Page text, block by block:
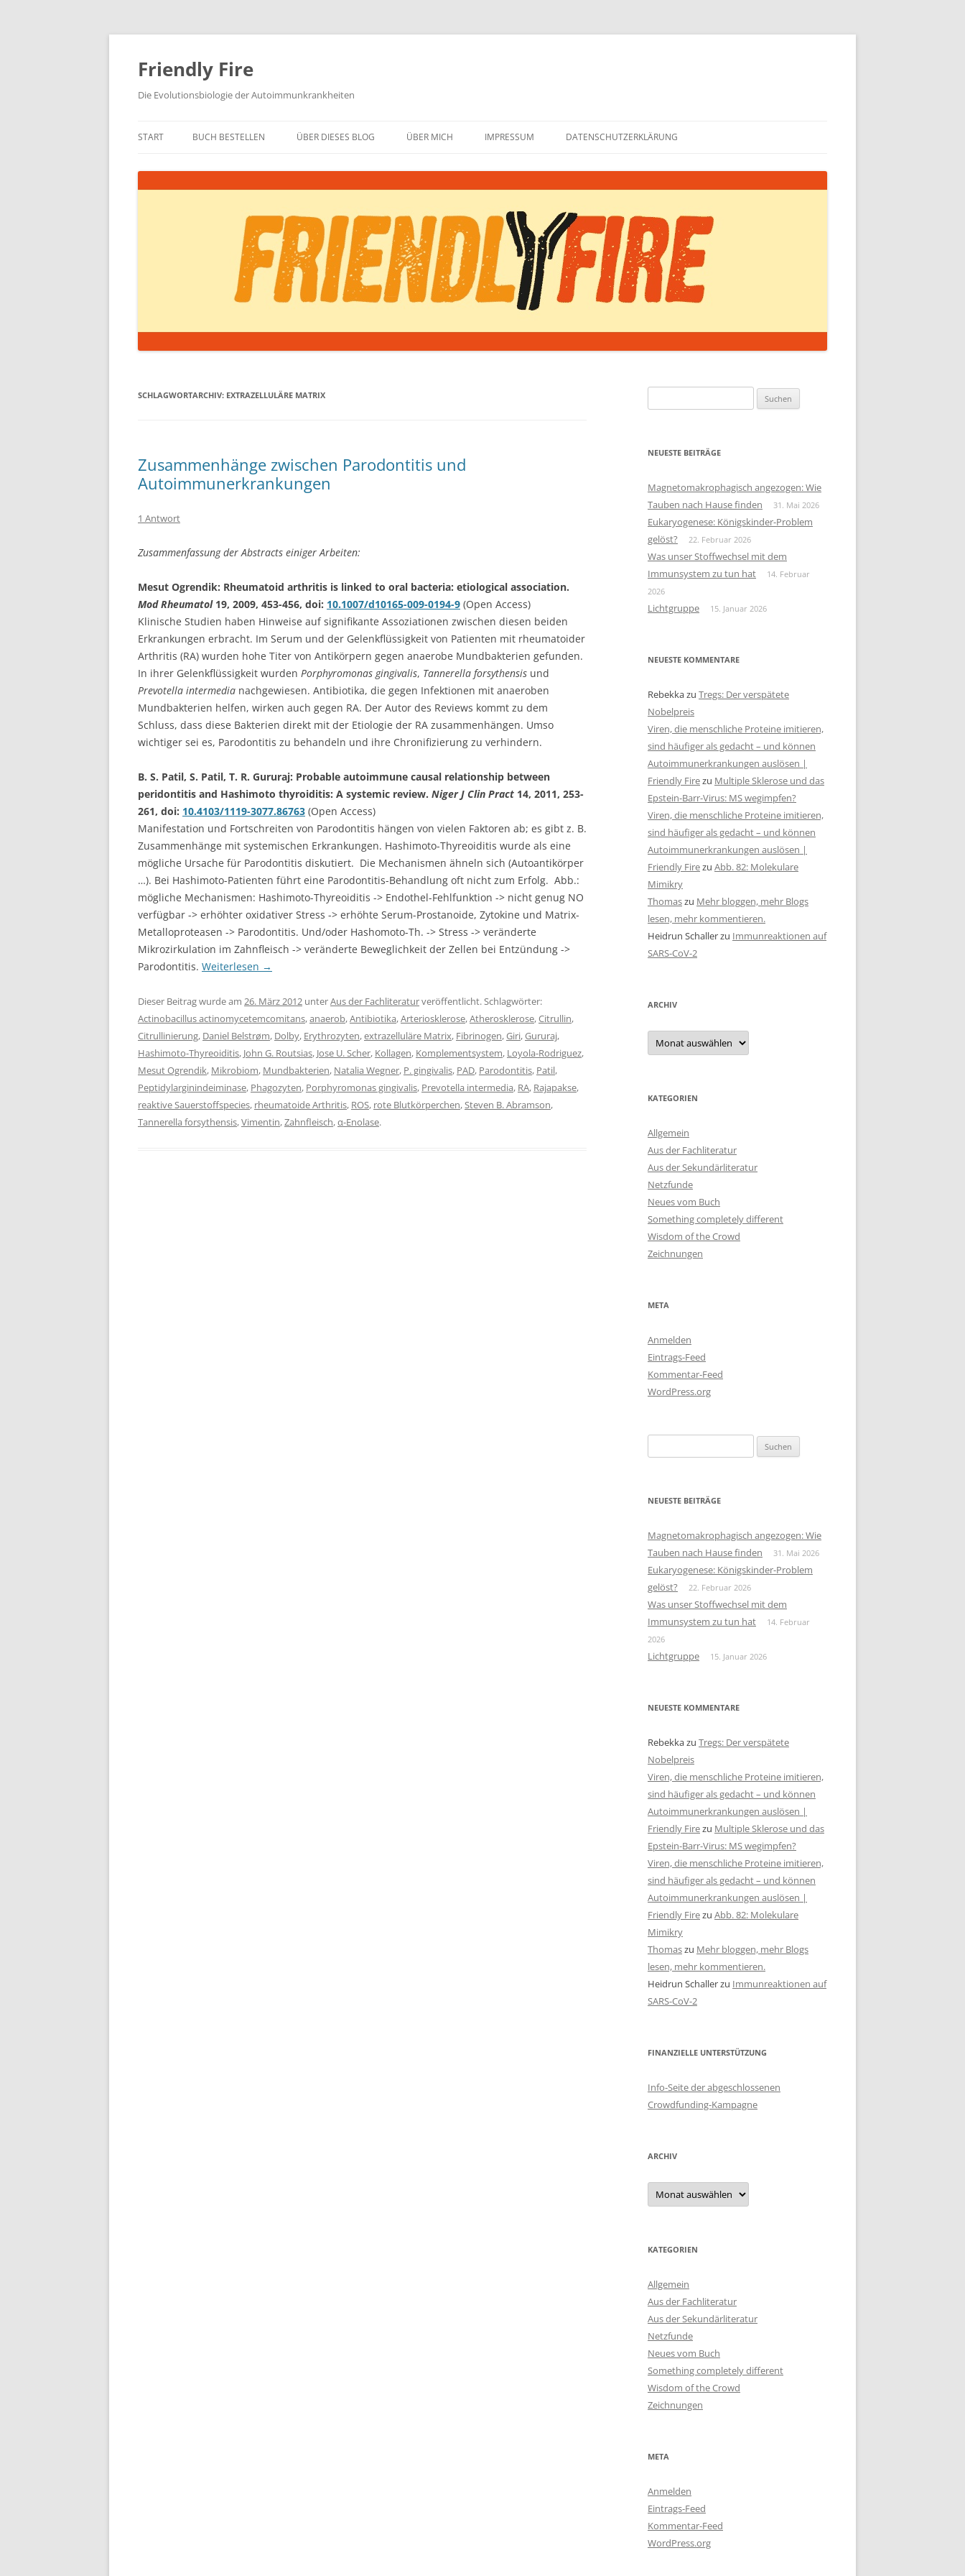
Zum
springen
Friendly Fire
Die Evolutionsbiologie der Autoimmunkrankheiten
START BUCH BESTELLEN ÜBER DIESES BLOG ÜBER MICH IMPRESSUM DATENSCHUTZERKLÄRUNG
SCHLAGWORTARCHIV: EXTRAZELLULÄRE MATRIX
Zusammenhänge zwischen Parodontitis und
Autoimmunerkrankungen
1 Antwort
Zusammenfassung der Abstracts einiger Arbeiten:
Mesut Ogrendik: Rheumatoid arthritis is linked to oral bacteria: etiological association.
Mod Rheumatol19, 2009, 453-456, doi: 10.1007/d10165-009-0194-9 (Open Access)
Klinische Studien haben Hinweise auf signifikante Assoziationen zwischen diesen beiden
Erkrankungen erbracht. Im Serum und der Gelenkflüssigkeit von Patienten mit rheumatoider
Arthritis (RA) wurden hohe Titer von Antikörpern gegen anaerobe Mundbakterien gefunden.
In ihrer Gelenkflüssigkeit wurden Porphyromonas gingivalis, Tannerella forsythensis und
Prevotella intermedia nachgewiesen. Antibiotika, die gegen Infektionen mit anaeroben
Mundbakterien helfen, wirken auch gegen RA. Der Autor des Reviews kommt zu dem
Schluss, dass diese Bakterien direkt mit der Etiologie der RA zusammenhängen. Umso
wichtiger sei es, Parodontitis zu behandeln und ihre Chronifizierung zu verhindern.
B. S. Patil, S. Patil, T. R. Gururaj: Probable autoimmune causal relationship between
peridontitis and Hashimoto thyroiditis: A systemic review. Niger J Clin Pract 14, 2011, 253-
261, doi: 10.4103/1119-3077.86763 (Open Access)
Manifestation und Fortschreiten von Parodontitis hängen von vielen Faktoren ab; es gibt z. B.
Zusammenhänge mit systemischen Erkrankungen. Hashimoto-Thyreoiditis wurde als eine
mögliche Ursache für Parodontitis diskutiert. Die Mechanismen ähneln sich (Autoantikörper
…). Bei Hashimoto-Patienten führt eine Parodontitis-Behandlung oft nicht zum Erfolg. Abb.:
mögliche Mechanismen: Hashimoto-Thyreoiditis -> Endothel-Fehlfunktion -> nicht genug NO
verfügbar -> erhöhter oxidativer Stress -> erhöhte Serum-Prostanoide, Zytokine und Matrix-
Metalloproteasen -> Parodontitis. Und/oder Hashomoto-Th. -> Stress -> veränderte
Mikrozirkulation im Zahnfleisch -> veränderte Beweglichkeit der Zellen bei Entzündung ->
Parodontitis. Weiterlesen →
Dieser Beitrag wurde am 26. März 2012 unterAus der Fachliteraturveröffentlicht. Schlagwörter:
Actinobacillus actinomycetemcomitans,anaerob,Antibiotika,Arteriosklerose,Atherosklerose,Citrullin,
Citrullinierung, Daniel Belstrøm, Dolby, Erythrozyten,extrazelluläre Matrix, Fibrinogen,Giri,Gururaj,
Hashimoto-Thyreoiditis, John G. Routsias, Jose U. Scher, Kollagen, Komplementsystem, Loyola-Rodriguez,
Mesut Ogrendik, Mikrobiom, Mundbakterien, Natalia Wegner, P. gingivalis, PAD, Parodontitis, Patil,
Peptidylarginindeiminase, Phagozyten, Porphyromonas gingivalis, Prevotella intermedia, RA, Rajapakse,
reaktive Sauerstoffspecies, rheumatoide Arthritis, ROS, rote Blutkörperchen,Steven B. Abramson,
Tannerella forsythensis,Vimentin,Zahnfleisch,α-Enolase.
nach:
NEUESTE BEITRÄGE
Magnetomakrophagisch angezogen: Wie
Tauben nach Hause finden
31. Mai 2026
Eukaryogenese: Königskinder-Problem
gelöst?
22. Februar 2026
Was unser Stoffwechsel mit dem
Immunsystem zu tun hat
14. Februar
2026
Lichtgruppe 15. Januar 2026
NEUESTE KOMMENTARE
Rebekkazu Tregs: Der verspätete
Nobelpreis
Viren, die menschliche Proteine imitieren,
sind häufiger als gedacht – und können
Autoimmunerkrankungen auslösen |
Friendly Firezu Multiple Sklerose und das
Epstein-Barr-Virus: MS wegimpfen?
Viren, die menschliche Proteine imitieren,
sind häufiger als gedacht – und können
Autoimmunerkrankungen auslösen |
Friendly Firezu Abb. 82: Molekulare
Mimikry
Thomaszu Mehr bloggen, mehr Blogs
lesen, mehr kommentieren.
Heidrun Schallerzu Immunreaktionen auf
SARS-CoV-2
ARCHIV
Archiv
KATEGORIEN
Allgemein
Aus der Fachliteratur
Aus der Sekundärliteratur
Netzfunde
Neues vom Buch
Something completely different
Wisdom of the Crowd
Zeichnungen
META
Anmelden
Eintrags-Feed
Kommentar-Feed
WordPress.org
nach:
NEUESTE BEITRÄGE
Magnetomakrophagisch angezogen: Wie
Tauben nach Hause finden
31. Mai 2026
Eukaryogenese: Königskinder-Problem
gelöst?
22. Februar 2026
Was unser Stoffwechsel mit dem
Immunsystem zu tun hat
14. Februar
2026
Lichtgruppe 15. Januar 2026
NEUESTE KOMMENTARE
Rebekkazu Tregs: Der verspätete
Nobelpreis
Viren, die menschliche Proteine imitieren,
sind häufiger als gedacht – und können
Autoimmunerkrankungen auslösen |
Friendly Firezu Multiple Sklerose und das
Epstein-Barr-Virus: MS wegimpfen?
Viren, die menschliche Proteine imitieren,
sind häufiger als gedacht – und können
Autoimmunerkrankungen auslösen |
Friendly Firezu Abb. 82: Molekulare
Mimikry
Thomaszu Mehr bloggen, mehr Blogs
lesen, mehr kommentieren.
Heidrun Schallerzu Immunreaktionen auf
SARS-CoV-2
FINANZIELLE UNTERSTÜTZUNG
Info-Seite der abgeschlossenen
Crowdfunding-Kampagne
ARCHIV
Archiv
KATEGORIEN
Allgemein
Aus der Fachliteratur
Aus der Sekundärliteratur
Netzfunde
Neues vom Buch
Something completely different
Wisdom of the Crowd
Zeichnungen
META
Anmelden
Eintrags-Feed
Kommentar-Feed
WordPress.org